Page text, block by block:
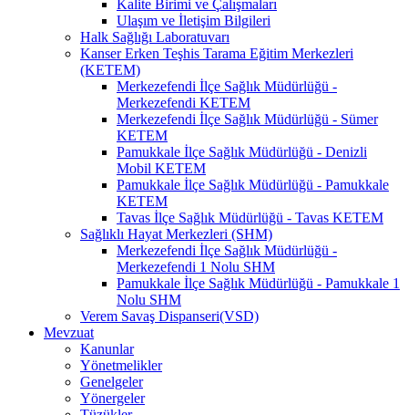
Kalite Birimi ve Çalışmaları
Ulaşım ve İletişim Bilgileri
Halk Sağlığı Laboratuvarı
Kanser Erken Teşhis Tarama Eğitim Merkezleri
(KETEM)
Merkezefendi İlçe Sağlık Müdürlüğü -
Merkezefendi KETEM
Merkezefendi İlçe Sağlık Müdürlüğü - Sümer
KETEM
Pamukkale İlçe Sağlık Müdürlüğü - Denizli
Mobil KETEM
Pamukkale İlçe Sağlık Müdürlüğü - Pamukkale
KETEM
Tavas İlçe Sağlık Müdürlüğü - Tavas KETEM
Sağlıklı Hayat Merkezleri (SHM)
Merkezefendi İlçe Sağlık Müdürlüğü -
Merkezefendi 1 Nolu SHM
Pamukkale İlçe Sağlık Müdürlüğü - Pamukkale 1
Nolu SHM
Verem Savaş Dispanseri(VSD)
Mevzuat
Kanunlar
Yönetmelikler
Genelgeler
Yönergeler